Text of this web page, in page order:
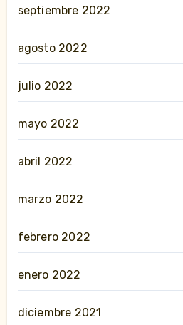
septiembre 2022
agosto 2022
julio 2022
mayo 2022
abril 2022
marzo 2022
febrero 2022
enero 2022
diciembre 2021